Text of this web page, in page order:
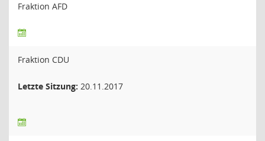
Fraktion AFD
Fraktion CDU
Letzte Sitzung: 20.11.2017